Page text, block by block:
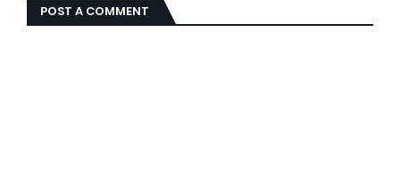
POST A COMMENT